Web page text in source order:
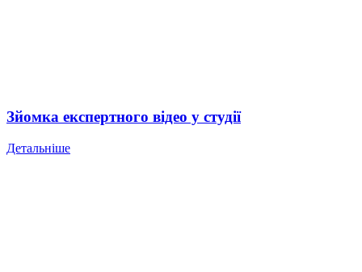
Зйомка експертного відео у студії
Детальніше